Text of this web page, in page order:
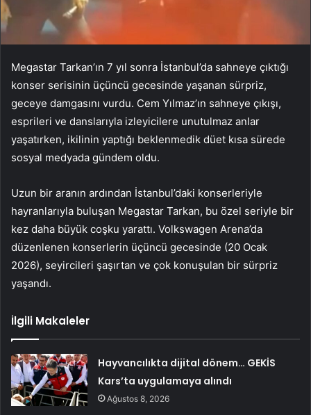
Megastar Tarkan’ın 7 yıl sonra İstanbul’da sahneye çıktığı
konser serisinin üçüncü gecesinde yaşanan sürpriz,
geceye damgasını vurdu. Cem Yılmaz’ın sahneye çıkışı,
esprileri ve danslarıyla izleyicilere unutulmaz anlar
yaşatırken, ikilinin yaptığı beklenmedik düet kısa sürede
sosyal medyada gündem oldu.
Uzun bir aranın ardından İstanbul’daki konserleriyle
hayranlarıyla buluşan Megastar Tarkan, bu özel seriyle bir
kez daha büyük coşku yarattı. Volkswagen Arena’da
düzenlenen konserlerin üçüncü gecesinde (20 Ocak
2026), seyircileri şaşırtan ve çok konuşulan bir sürpriz
yaşandı.
İlgili Makaleler
Hayvancılıkta dijital dönem… GEKİS
Kars’ta uygulamaya alındı
Ağustos 8, 2026